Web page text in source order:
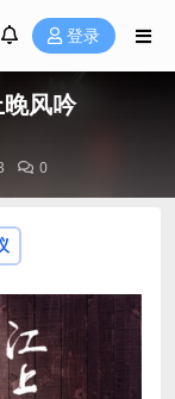
登录
风吟
0